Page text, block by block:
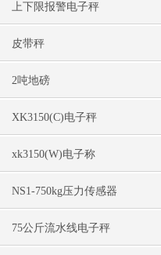
上下限报警电子秤
皮带秤
2吨地磅
XK3150(C)电子秤
xk3150(W)电子称
NS1-750kg压力传感器
75公斤流水线电子秤